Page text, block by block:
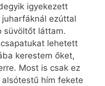
igyekezett
juharfáknál ezúttal
süvöltőt láttam.
lehetett
kerestem őket,
Most is csak ez
hím fekete